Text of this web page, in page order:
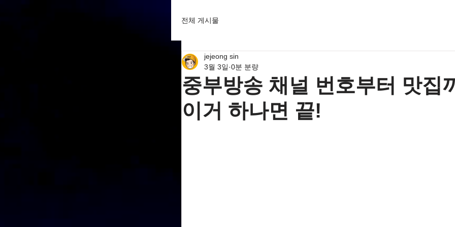
전체 게시물
중부방송 채널 번호부터 맛집
이거 하나면 끝!
jejeong sin
3월 3일 0분 분량